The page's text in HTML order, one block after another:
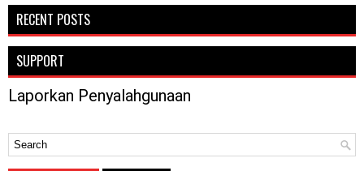
RECENT POSTS
SUPPORT
Laporkan Penyalahgunaan